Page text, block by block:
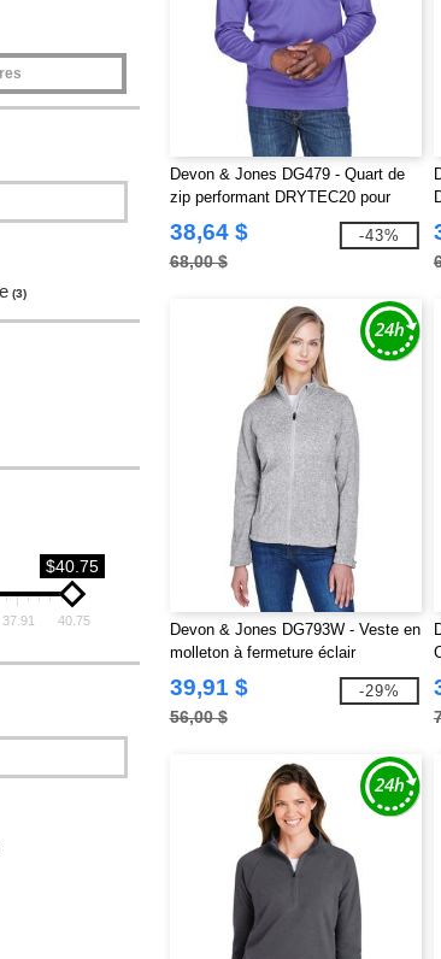
(3)
$40.75
37.91 40.75
Devon & Jones DG479 - Quart de
zip performant DRYTEC20 pour
hommes
38,64 $
68,00 $
-43%
Devon & Jones DG793W - Veste en
molleton à fermeture éclair
complète pour dames Bristol
39,91 $
56,00 $
-29%